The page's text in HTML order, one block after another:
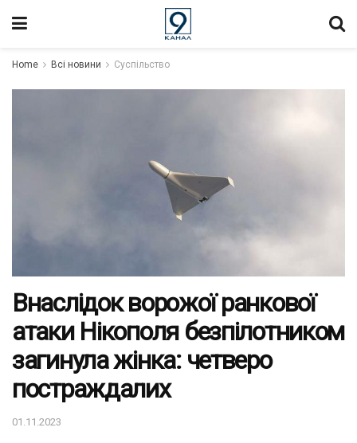
Home Всі новини Суспільство
Внаслідок ворожої ранкової
атаки Нікополя безпілотником
загинула жінка: четверо
постраждалих
01.11.2023